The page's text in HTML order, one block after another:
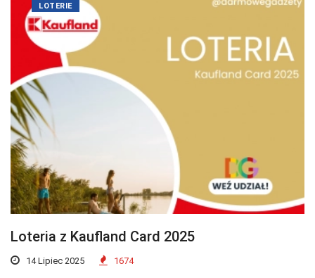
LOTERIE
Loteria z Kaufland Card 2025
14 Lipiec 2025 1674